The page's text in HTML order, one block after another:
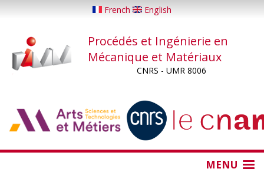
principal
French English
Procédés et Ingénierie en
Mécanique et Matériaux
CNRS - UMR 8006
MENU